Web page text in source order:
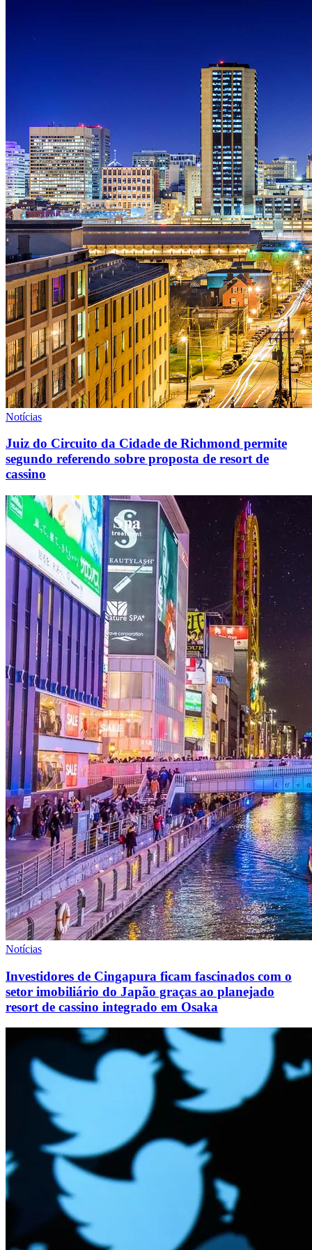
Notícias
Juiz do Circuito da Cidade de Richmond permite
segundo referendo sobre proposta de resort de
cassino
Notícias
Investidores de Cingapura ficam fascinados com o
setor imobiliário do Japão graças ao planejado
resort de cassino integrado em Osaka